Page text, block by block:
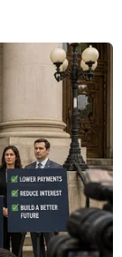
nhiều
phố
rộng vụ
Vietnam+)